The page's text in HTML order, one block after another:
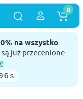
na wszystko
już przecenione
0